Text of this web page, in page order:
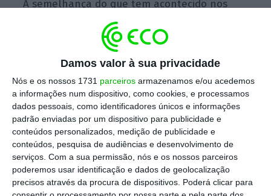
Damos valor à sua privacidade
Nós e os nossos 1731 parceiros armazenamos e/ou acedemos
a informações num dispositivo, como cookies, e processamos
dados pessoais, como identificadores únicos e informações
padrão enviadas por um dispositivo para publicidade e
conteúdos personalizados, medição de publicidade e
conteúdos, pesquisa de audiências e desenvolvimento de
serviços. Com a sua permissão, nós e os nossos parceiros
poderemos usar identificação e dados de geolocalização
precisos através da procura de dispositivos. Poderá clicar para
À semelhança do que tem acontecido nos
últimos meses, os jovens até aos 35 anos
continuam a ser o principal impulsionador
das novas operações, a beneficiarem da
garantia pública para a compra de casa. Em
outubro, representaram61% do montante
total de novos contratospara habitação
própria permanente, mais um ponto
percentual do peso em setembro e em linha
com os últimos oito meses.
Segundo o supervisor, asrenegociações de